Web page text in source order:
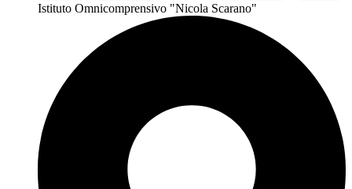
Istituto Omnicomprensivo "Nicola Scarano"